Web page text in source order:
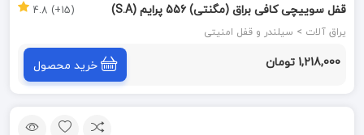
قفل سوییچی کافی براق (مگنتی) 556 پرایم (S.A)
یراق آلات > سیلندر و قفل امنیتی
(15+) 4.8
1,218,000 تومان خرید محصول